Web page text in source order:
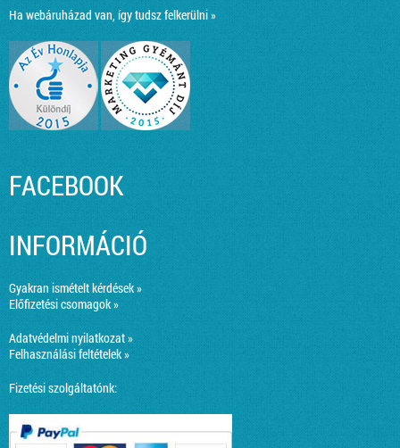
Ha webáruházad van, így tudsz felkerülni »
FACEBOOK
INFORMÁCIÓ
Gyakran ismételt kérdések »
Előfizetési csomagok »
Adatvédelmi nyilatkozat »
Felhasználási feltételek »
Fizetési szolgáltatónk: